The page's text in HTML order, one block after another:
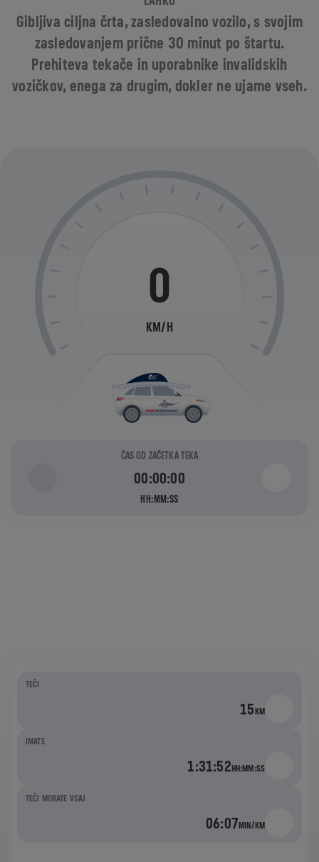
Gibljiva ciljna črta, zasledovalno vozilo, s svojim
zasledovanjem prične 30 minut po štartu.
Prehiteva tekače in uporabnike invalidskih
vozičkov, enega za drugim, dokler ne ujame vseh.
0
KM/H
ČAS OD ZAČETKA TEKA
00:00:00
HH:MM:SS
TEČI
15KM
IMATE
1:31:52HH:MM:SS
TEČI MORATE VSAJ
06:07MIN/KM